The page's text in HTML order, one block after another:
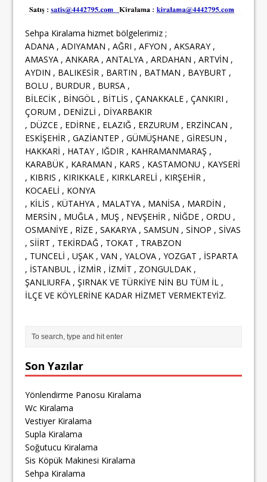
Sehpa Kiralama hizmet bölgelerimiz ;
ADANA , ADIYAMAN , AĞRI , AFYON , AKSARAY ,
AMASYA , ANKARA , ANTALYA , ARDAHAN , ARTVİN ,
AYDIN , BALIKESİR , BARTIN , BATMAN , BAYBURT ,
BOLU , BURDUR , BURSA ,
BİLECİK , BİNGÖL , BİTLİS , ÇANAKKALE , ÇANKIRI ,
ÇORUM , DENİZLİ , DİYARBAKIR
, DÜZCE , EDİRNE , ELAZIĞ , ERZURUM , ERZİNCAN ,
ESKİŞEHİR , GAZİANTEP , GÜMÜŞHANE , GİRESUN ,
HAKKARİ , HATAY , IĞDIR , KAHRAMANMARAŞ ,
KARABÜK , KARAMAN , KARS , KASTAMONU , KAYSERİ
, KIBRIS , KIRIKKALE , KIRKLARELİ , KIRŞEHİR ,
KOCAELİ , KONYA
, KİLİS , KÜTAHYA , MALATYA , MANİSA , MARDİN ,
MERSİN , MUĞLA , MUŞ , NEVŞEHİR , NİĞDE , ORDU ,
OSMANİYE , RİZE , SAKARYA , SAMSUN , SİNOP , SİVAS
, SİİRT , TEKİRDAĞ , TOKAT , TRABZON
, TUNCELİ , UŞAK , VAN , YALOVA , YOZGAT , İSPARTA
, İSTANBUL , İZMİR , İZMİT , ZONGULDAK ,
ŞANLIURFA , ŞIRNAK VE TÜRKİYE NİN BU TÜM İL ,
İLÇE VE KÖYLERİNE KADAR HİZMET VERMEKTEYİZ.
Son Yazılar
Yönlendirme Panosu Kiralama
Wc Kiralama
Vestiyer Kiralama
Supla Kiralama
Soğutucu Kiralama
Sis Köpük Makinesi Kiralama
Sehpa Kiralama